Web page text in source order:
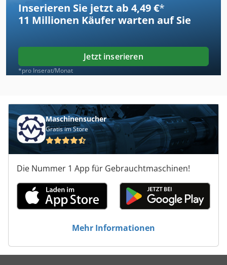
Inserieren Sie jetzt ab 4,49 €*
11 Millionen Käufer warten auf Sie
Jetzt inserieren
*pro Inserat/Monat
Maschinensucher
Gratis im Store
Die Nummer 1 App für Gebrauchtmaschinen!
Mehr Informationen